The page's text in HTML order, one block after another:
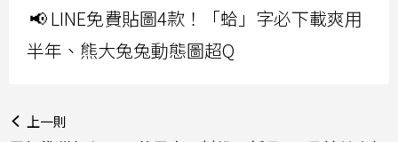
📢 LINE免費貼圖4款！「蛤」字必下載爽用
半年、熊大兔兔動態圖超Q
上一則